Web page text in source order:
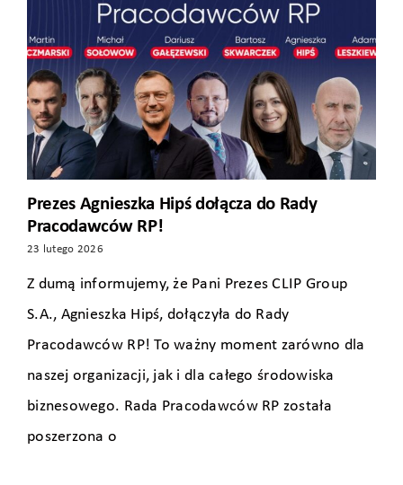
Prezes Agnieszka Hipś dołącza do Rady
Pracodawców RP!
23 lutego 2026
Z dumą informujemy, że Pani Prezes CLIP Group
S.A., Agnieszka Hipś, dołączyła do Rady
Pracodawców RP! To ważny moment zarówno dla
naszej organizacji, jak i dla całego środowiska
biznesowego. Rada Pracodawców RP została
poszerzona o